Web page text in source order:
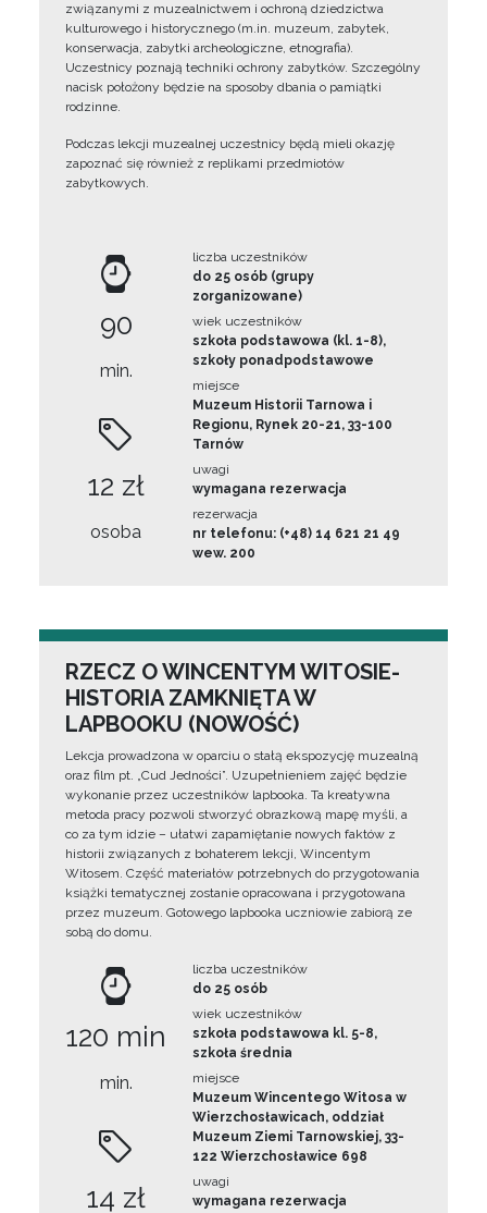
związanymi z muzealnictwem i ochroną dziedzictwa
kulturowego i historycznego (m.in. muzeum, zabytek,
konserwacja, zabytki archeologiczne, etnografia).
Uczestnicy poznają techniki ochrony zabytków. Szczególny
nacisk położony będzie na sposoby dbania o pamiątki
rodzinne.
Podczas lekcji muzealnej uczestnicy będą mieli okazję
zapoznać się również z replikami przedmiotów
zabytkowych.
90
min.
12 zł
osoba
liczba uczestników
do 25 osób (grupy
zorganizowane)
wiek uczestników
szkoła podstawowa (kl. 1-8),
szkoły ponadpodstawowe
miejsce
Muzeum Historii Tarnowa i
Regionu, Rynek 20-21, 33-100
Tarnów
uwagi
wymagana rezerwacja
rezerwacja
nr telefonu: (+48) 14 621 21 49
wew. 200
RZECZ O WINCENTYM WITOSIE-
HISTORIA ZAMKNIĘTA W
LAPBOOKU (NOWOŚĆ)
Lekcja prowadzona w oparciu o stałą ekspozycję muzealną
oraz film pt. „Cud Jedności”. Uzupełnieniem zajęć będzie
wykonanie przez uczestników lapbooka. Ta kreatywna
metoda pracy pozwoli stworzyć obrazkową mapę myśli, a
co za tym idzie – ułatwi zapamiętanie nowych faktów z
historii związanych z bohaterem lekcji, Wincentym
Witosem. Część materiałów potrzebnych do przygotowania
książki tematycznej zostanie opracowana i przygotowana
przez muzeum. Gotowego lapbooka uczniowie zabiorą ze
sobą do domu.
120 min
min.
14 zł
liczba uczestników
do 25 osób
wiek uczestników
szkoła podstawowa kl. 5-8,
szkoła średnia
miejsce
Muzeum Wincentego Witosa w
Wierzchosławicach, oddział
Muzeum Ziemi Tarnowskiej, 33-
122 Wierzchosławice 698
uwagi
wymagana rezerwacja